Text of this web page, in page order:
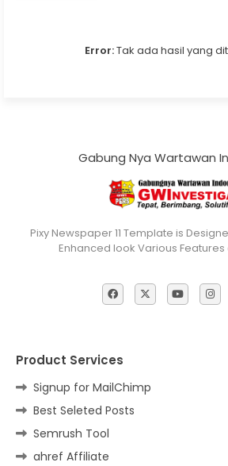
Error:Tak ada hasil yang
Gabung Nya Wartawan
Pixy Newspaper 11 Template is
Enhanced look Various
Product Services
Signup for MailChimp
Best Seleted Posts
Semrush Tool
ahref Affiliate